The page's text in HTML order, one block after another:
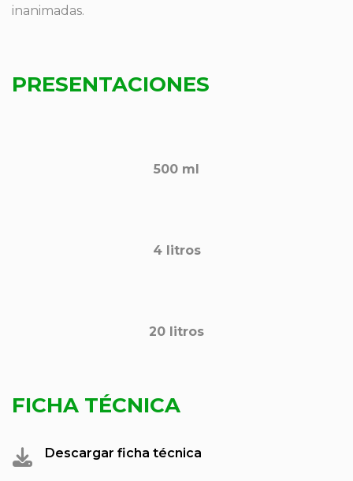
inanimadas.
PRESENTACIONES
500 ml
4 litros
20 litros
FICHA TÉCNICA
Descargar ficha técnica